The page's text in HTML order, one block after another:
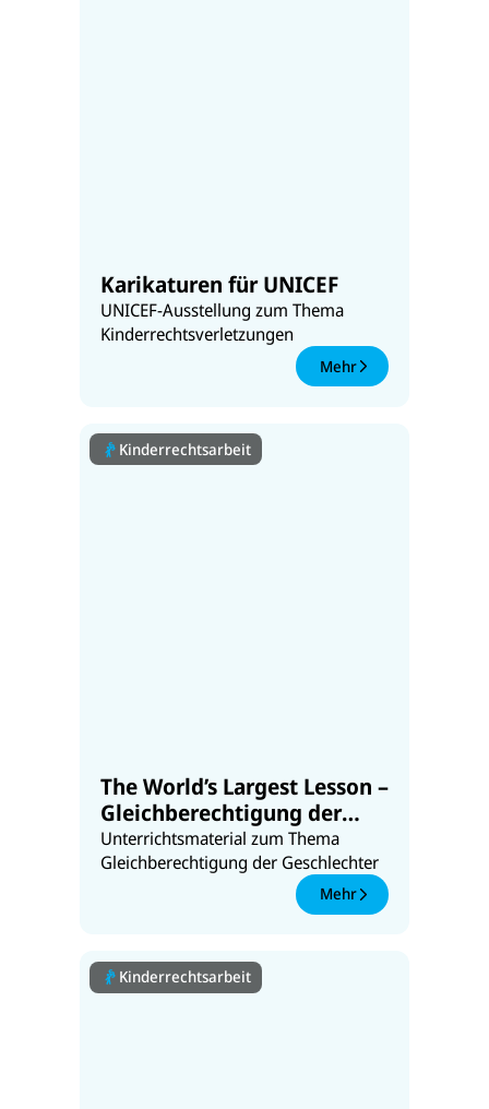
Karikaturen für UNICEF
UNICEF-Ausstellung zum Thema
Kinderrechtsverletzungen
Mehr
Kinderrechtsarbeit
The World’s Largest Lesson –
Gleichberechtigung der
Geschlechter
Unterrichtsmaterial zum Thema
Gleichberechtigung der Geschlechter
Mehr
Kinderrechtsarbeit